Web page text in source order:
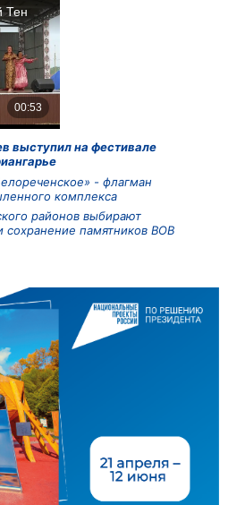
выступил на фестивале
- флагман
комплекса
районов выбирают
сохранение памятников ВОВ